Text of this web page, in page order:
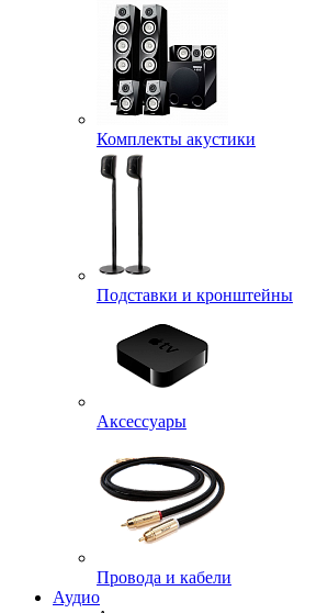
Комплекты акустики
Подставки и кронштейны
Аксессуары
Провода и кабели
Аудио